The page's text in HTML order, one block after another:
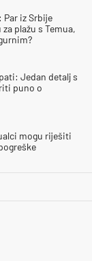
iz Srbije
plažu s Temua,
Jedan detalj s
puno o
mogu riješiti